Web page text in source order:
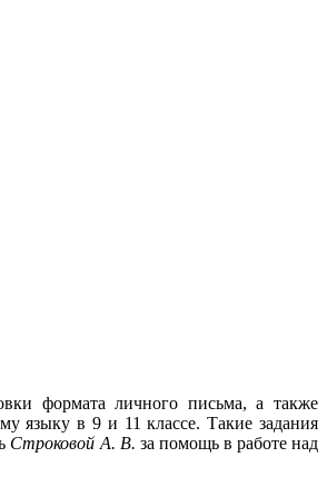
формата личного письма, а также
языку в 9 и 11 классе. Такие задания
Строковой A. В. за помощь в работе над